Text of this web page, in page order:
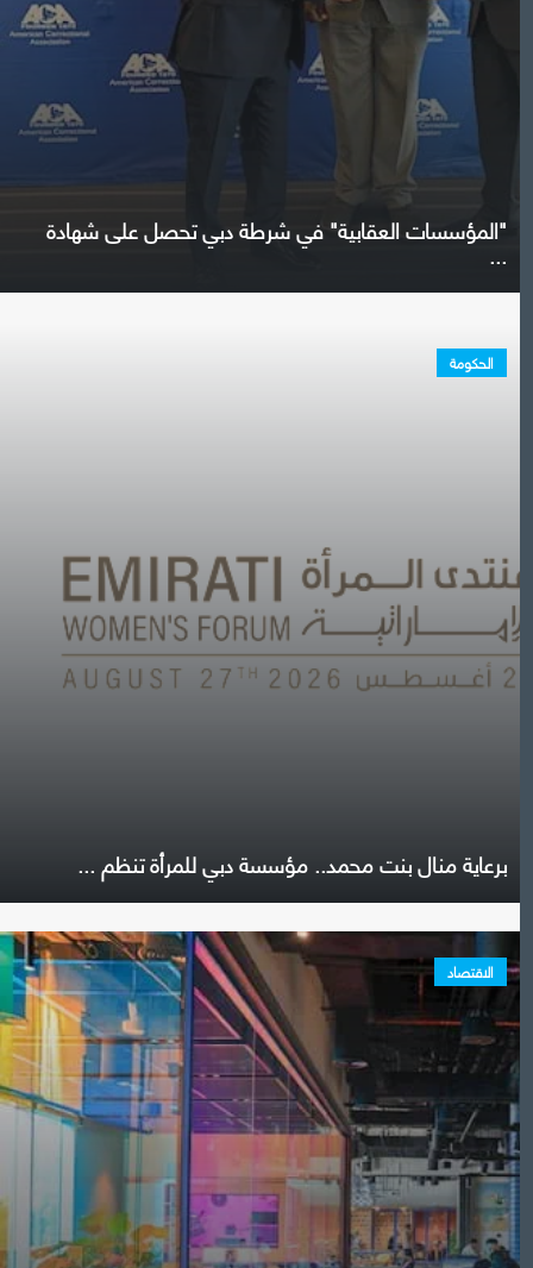
"المؤسسات العقابية" في شرطة دبي تحصل على شهادة
...
الحكومة
برعاية منال بنت محمد.. مؤسسة دبي للمرأة تنظم ...
الاقتصاد